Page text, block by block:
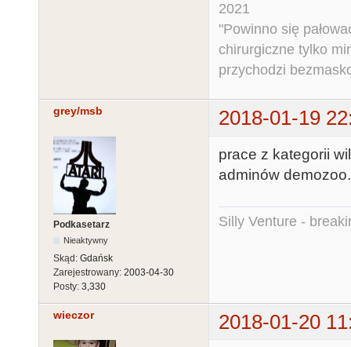
2021
"Powinno się
chirurgiczne tylko
przychodzi
grey/msb 2018-01-19
Podkasetarz
Nieaktywny
Skąd: Gdańsk
Zarejestrowany: 2003-04-30
Posty: 3,330
prace z kategorii
adminów
Silly Venture -
wieczor 2018-01-20